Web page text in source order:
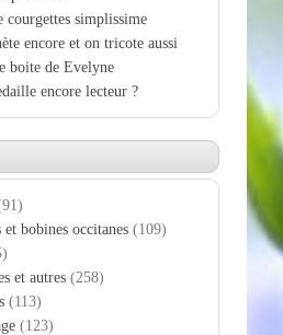
courgettes simplissime
encore et on tricote aussi
boite de Evelyne
encore lecteur ?
bobines occitanes (109)
et autres (258)
(113)
(123)